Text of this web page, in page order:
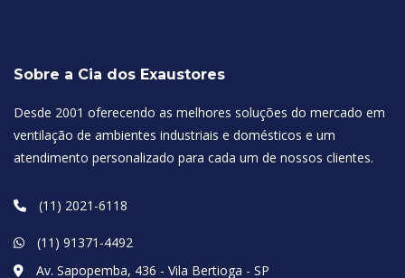
Sobre a Cia dos Exaustores
Desde 2001 oferecendo as melhores soluções do mercado em
ventilação de ambientes industriais e domésticos e um
atendimento personalizado para cada um de nossos clientes.
(11) 2021-6118
(11) 91371-4492
Av. Sapopemba, 436 - Vila Bertioga - SP